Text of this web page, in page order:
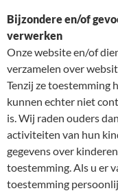
Bijzondere en/of
verwerken
Onze website en/of
verzamelen over
Tenzij ze toestemming
kunnen echter niet
is. Wij raden ouders
activiteiten van hun
gegevens over
toestemming. Als u er
toestemming